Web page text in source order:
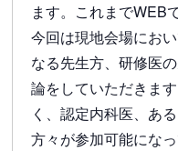
ます。これまでWEB
今回は現地会場にお
なる先生方、研修医
論をしていただきま
く、認定内科医、あ
方々が参加可能にな